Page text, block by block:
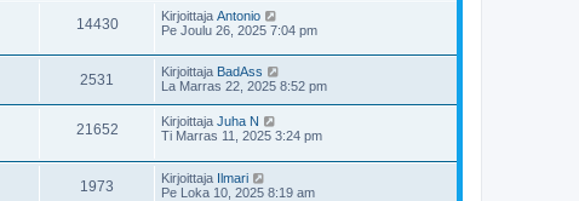
14430 Kirjoittaja Antonio
Pe Joulu 26, 2025 7:04 pm
2531 Kirjoittaja BadAss
La Marras 22, 2025 8:52 pm
21652 Kirjoittaja Juha N
Ti Marras 11, 2025 3:24 pm
1973 Kirjoittaja Ilmari
Pe Loka 10, 2025 8:19 am